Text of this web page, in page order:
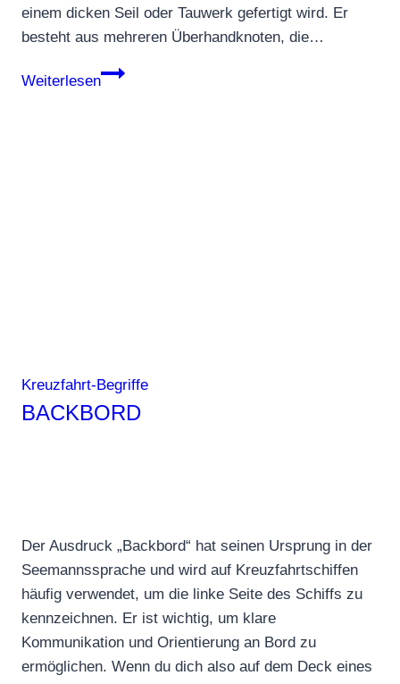
einem dicken Seil oder Tauwerk gefertigt wird. Er
besteht aus mehreren Überhandknoten, die…
Weiterlesen
Affenfaust
Kreuzfahrt-Begriffe
BACKBORD
Der Ausdruck „Backbord“ hat seinen Ursprung in der
Seemannssprache und wird auf Kreuzfahrtschiffen
häufig verwendet, um die linke Seite des Schiffs zu
kennzeichnen. Er ist wichtig, um klare
Kommunikation und Orientierung an Bord zu
ermöglichen. Wenn du dich also auf dem Deck eines